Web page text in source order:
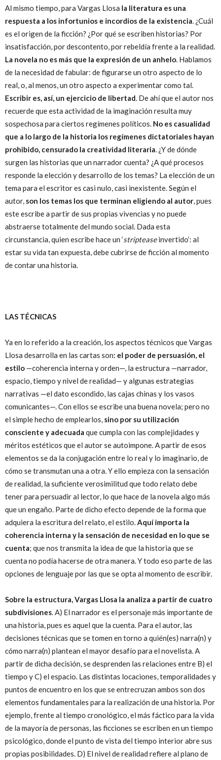
Al mismo tiempo, para Vargas Llosa la literatura es una
respuesta a los infortunios e incordios de la existencia. ¿Cuál
es el origen de la ficción? ¿Por qué se escriben historias? Por
insatisfacción, por descontento, por rebeldía frente a la realidad.
La novela no es más que la expresión de un anhelo. Hablamos
de la necesidad de fabular: de figurarse un otro aspecto de lo
real, o, al menos, un otro aspecto a experimentar como tal.
Escribir es, así, un ejercicio de libertad. De ahí que el autor nos
recuerde que esta actividad de la imaginación resulta muy
sospechosa para ciertos regímenes políticos. No es casualidad
que a lo largo de la historia los regímenes dictatoriales hayan
prohibido, censurado la creatividad literaria. ¿Y de dónde
surgen las historias que un narrador cuenta? ¿A qué procesos
responde la elección y desarrollo de los temas? La elección de un
tema para el escritor es casi nulo, casi inexistente. Según el
autor, son los temas los que terminan eligiendo al autor, pues
este escribe a partir de sus propias vivencias y no puede
abstraerse totalmente del mundo social. Dada esta
circunstancia, quien escribe hace un ‘stripteaseinvertido’: al
estar su vida tan expuesta, debe cubrirse de ficción al momento
de contar una historia.
LAS TÉCNICAS
Ya en lo referido a la creación, los aspectos técnicos que Vargas
Llosa desarrolla en las cartas son: el poder de persuasión, el
estilo —coherencia interna y orden—, la estructura —narrador,
espacio, tiempo y nivel de realidad— y algunas estrategias
narrativas —el dato escondido, las cajas chinas y los vasos
comunicantes—. Con ellos se escribe una buena novela; pero no
el simple hecho de emplearlos, sino por su utilización
consciente y adecuada que cumpla con las complejidades y
méritos estéticos que el autor se autoimpone. A partir de esos
elementos se da la conjugación entre lo real y lo imaginario, de
cómo se transmutan una a otra. Y ello empieza con la sensación
de realidad, la suficiente verosimilitud que todo relato debe
tener para persuadir al lector, lo que hace de la novela algo más
que un engaño. Parte de dicho efecto depende de la forma que
adquiera la escritura del relato, el estilo.Aquí importa la
coherencia interna y la sensación de necesidad en lo que se
cuenta; que nos transmita la idea de que la historia que se
cuenta no podía hacerse de otra manera. Y todo eso parte de las
opciones de lenguaje por las que se opta al momento de escribir.
Sobre la estructura, Vargas Llosa la analiza a partir de cuatro
subdivisiones. A) El narrador es el personaje más importante de
una historia, pues es aquel que la cuenta. Para el autor, las
decisiones técnicas que se tomen en torno a quién(es) narra(n) y
cómo narra(n) plantean el mayor desafío para el novelista. A
partir de dicha decisión, se desprenden las relaciones entre B) el
tiempo y C) el espacio. Las distintas locaciones, temporalidades y
puntos de encuentro en los que se entrecruzan ambos son dos
elementos fundamentales para la realización de una historia. Por
ejemplo, frente al tiempo cronológico, el más fáctico para la vida
de la mayoría de personas, las ficciones se escriben en un tiempo
psicológico, donde el punto de vista del tiempo interior abre sus
propias posibilidades. D) El nivel de realidad refiere al plano de